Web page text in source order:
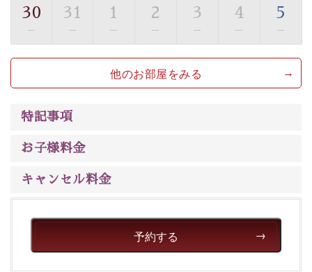
【旅】
豊富な知識を持ったドライバー兼ガイドが諏訪大社をご
事前ご予約制ですので、ご利用ご希望の方
は【3日前まで】にお電話ください。
※交通規制などにより運行できない日がございます
※年末年始及び御柱祭前後は運行しておりません
上諏訪温泉“しんゆ”なら諏訪大社など歴史ある諏訪の街
清らかな源泉、自然の恵みあるお食事、諏訪湖に包まれ
るお部屋、 大人のたしなみを感じていただける、美しく
癒される宿で贅沢に幸せのときを安心してお過ごしくだ
さい。
30
—
31
—
1
—
2
—
3
—
4
—
5
—
他のお部屋をみる
特記事項
お子様料金
キャンセル料金
予約する